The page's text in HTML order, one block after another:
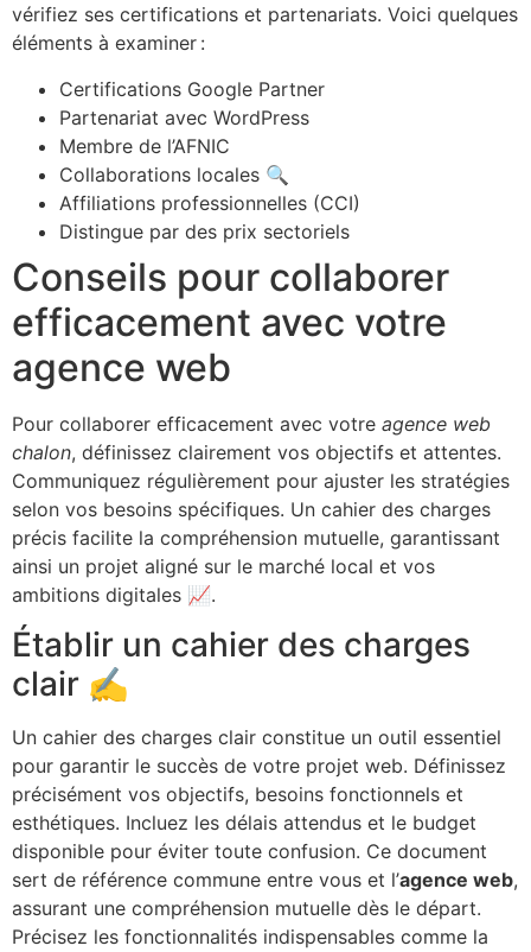
vérifiez ses certifications et partenariats. Voici quelques
éléments à examiner :
Certifications Google Partner
Partenariat avec WordPress
Membre de l’AFNIC
Collaborations locales 🔍
Affiliations professionnelles (CCI)
Distingue par des prix sectoriels
Conseils pour collaborer
efficacement avec votre
agence web
Pour collaborer efficacement avec votre agence web
chalon, définissez clairement vos objectifs et attentes.
Communiquez régulièrement pour ajuster les stratégies
selon vos besoins spécifiques. Un cahier des charges
précis facilite la compréhension mutuelle, garantissant
ainsi un projet aligné sur le marché local et vos
ambitions digitales 📈.
Établir un cahier des charges
clair ✍️
Un cahier des charges clair constitue un outil essentiel
pour garantir le succès de votre projet web. Définissez
précisément vos objectifs, besoins fonctionnels et
esthétiques. Incluez les délais attendus et le budget
disponible pour éviter toute confusion. Ce document
sert de référence commune entre vous et l’agence web,
assurant une compréhension mutuelle dès le départ.
Précisez les fonctionnalités indispensables comme la